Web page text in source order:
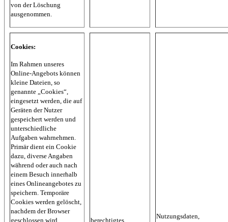
von der Löschung
ausgenommen.
Cookies:
Im Rahmen unseres
Online-Angebots können
kleine Dateien, so
genannte „Cookies“,
eingesetzt werden, die auf
Geräten der Nutzer
gespeichert werden und
unterschiedliche
Aufgaben wahrnehmen.
Primär dient ein Cookie
dazu, diverse Angaben
während oder auch nach
einem Besuch innerhalb
eines Onlineangebotes zu
speichern. Temporäre
Cookies werden gelöscht,
nachdem der Browser
geschlossen wird.
berechtigtes
Nutzungsdaten,